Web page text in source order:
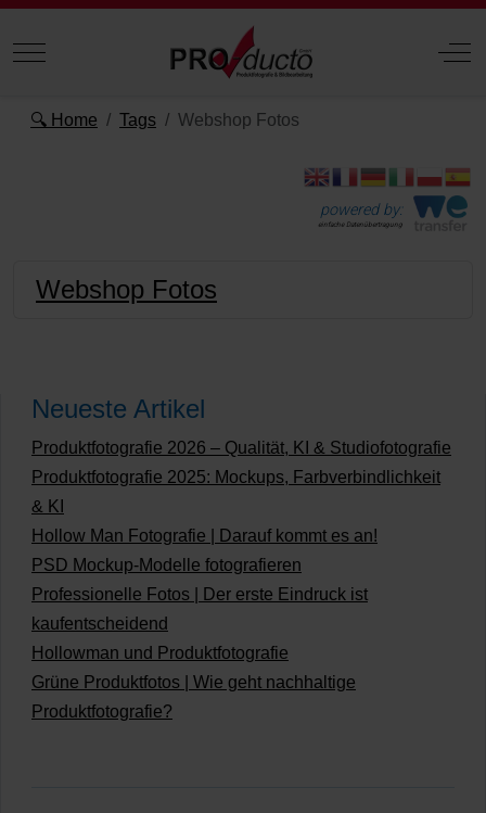
Mobile Menu Toggle Off-
🔍 Home Tags Webshop Fotos
powered by:
einfache Datenübertragung
Webshop Fotos
Neueste Artikel
Produktfotografie 2026 – Qualität, KI & Studiofotografie
Produktfotografie 2025: Mockups, Farbverbindlichkeit
& KI
Hollow Man Fotografie | Darauf kommt es an!
PSD Mockup-Modelle fotografieren
Professionelle Fotos | Der erste Eindruck ist
kaufentscheidend
Hollowman und Produktfotografie
Grüne Produktfotos | Wie geht nachhaltige
Produktfotografie?